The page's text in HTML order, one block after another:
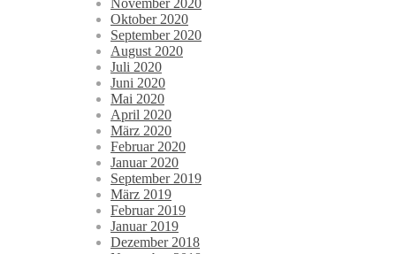
November 2020
Oktober 2020
September 2020
August 2020
Juli 2020
Juni 2020
Mai 2020
April 2020
März 2020
Februar 2020
Januar 2020
September 2019
März 2019
Februar 2019
Januar 2019
Dezember 2018